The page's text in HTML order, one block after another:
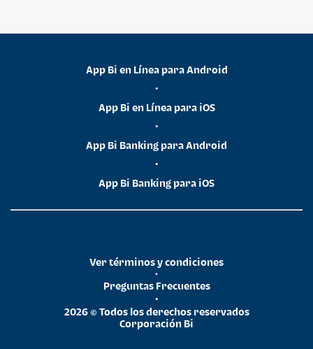
App Bi en Línea para Android
•
App Bi en Línea para iOS
•
App Bi Banking para Android
•
App Bi Banking para iOS
2026 © Todos los derechos reservados
Corporación Bi
•
Preguntas Frecuentes
•
Ver términos y condiciones